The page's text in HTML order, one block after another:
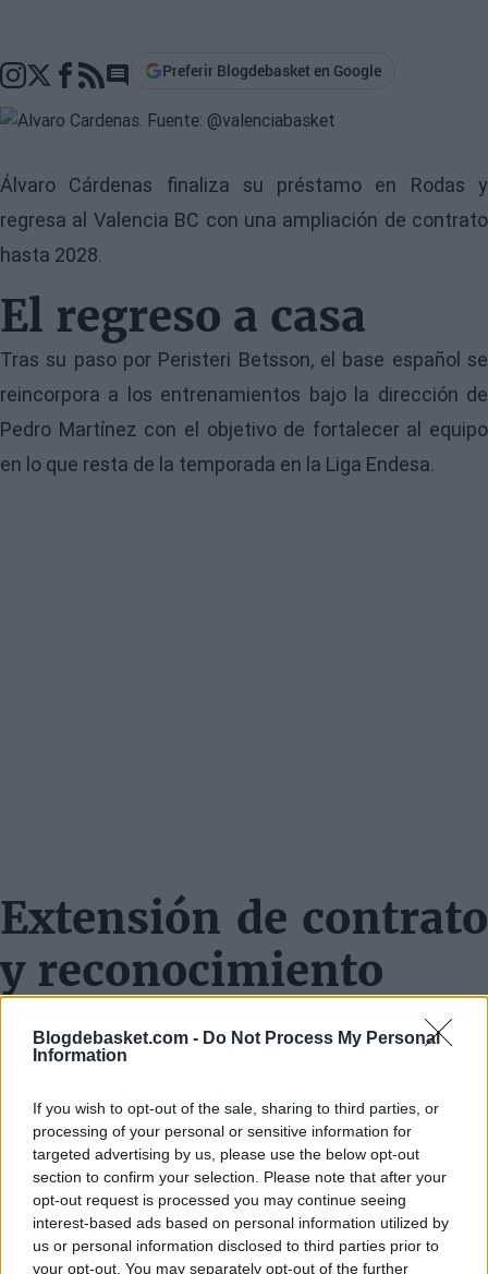
Blogdebasket.com - Do Not Process My Personal
Information
If you wish to opt-out of the sale, sharing to third parties, or
processing of your personal or sensitive information for
targeted advertising by us, please use the below opt-out
section to confirm your selection. Please note that after your
opt-out request is processed you may continue seeing
interest-based ads based on personal information utilized by
us or personal information disclosed to third parties prior to
your opt-out. You may separately opt-out of the further
Go to comments section
Preferir Blogdebasket en Google
Álvaro Cárdenas finaliza su préstamo en Rodas y
regresa al Valencia BC con una ampliación de contrato
hasta 2028.
El regreso a casa
Tras su paso por Peristeri Betsson, el base español se
reincorpora a los entrenamientos bajo la dirección de
Pedro Martínez con el objetivo de fortalecer al equipo
en lo que resta de la temporada en la Liga Endesa.
Extensión de contrato
y reconocimiento
Valencia ofreció a Kárntenas una extensión anticipada
de su contrato hasta 2028, reconociendo su potencial
convocatoria a la selección nacional.
Destacada temporada
Esta temporada, Kárntenas promedió 10.8 puntos, 3.4
rebotes y 4.9 asistencias en la Stoiximan GBL. En la